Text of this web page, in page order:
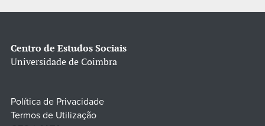
Centro de Estudos Sociais
Universidade de Coimbra
Política de Privacidade
Termos de Utilização